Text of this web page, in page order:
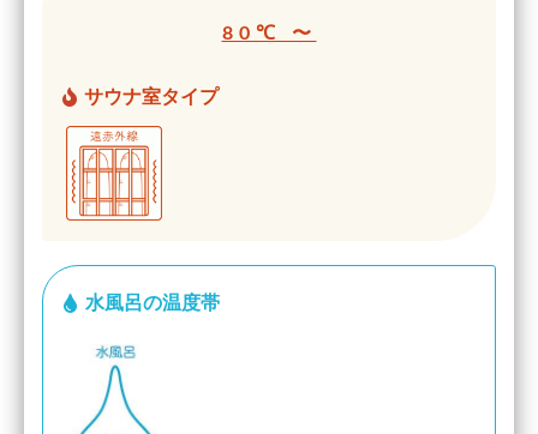
80℃ 〜
サウナ室タイプ
水風呂の温度帯